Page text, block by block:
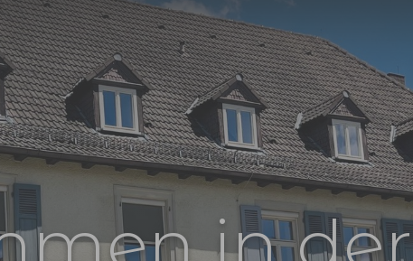
in der